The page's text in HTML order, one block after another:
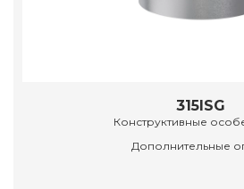
315ISG
Конструктивные
Дополнительные